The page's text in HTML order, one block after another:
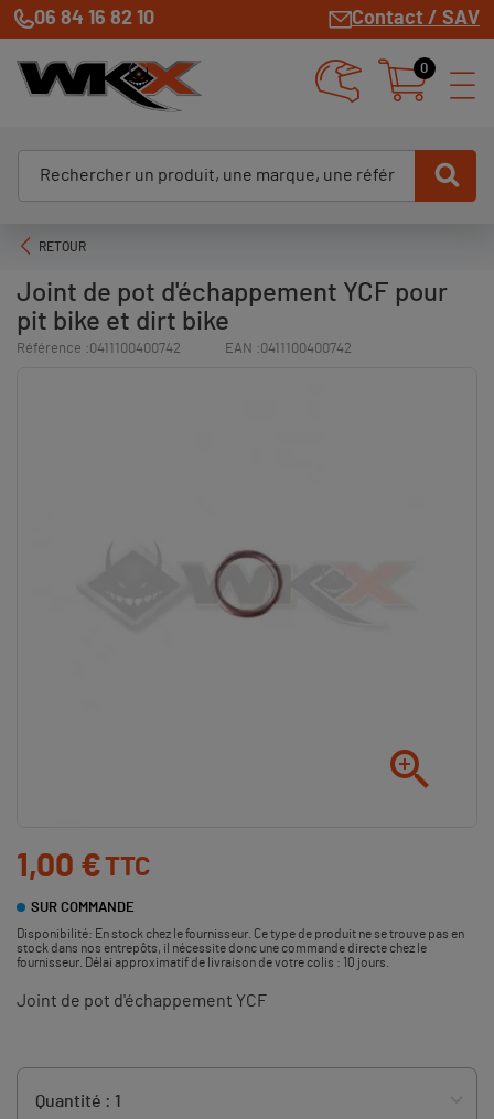
06 84 16 82 10 Contact / SAV
0
RETOUR
Joint de pot d'échappement YCF pour
pit bike et dirt bike
Référence :0411100400742 EAN :0411100400742

1,00 €TTC
SUR COMMANDE
Disponibilité: En stock chez le fournisseur. Ce type de produit ne se trouve pas en
stock dans nos entrepôts, il nécessite donc une commande directe chez le
fournisseur. Délai approximatif de livraison de votre colis : 10 jours.
Joint de pot d'échappement YCF